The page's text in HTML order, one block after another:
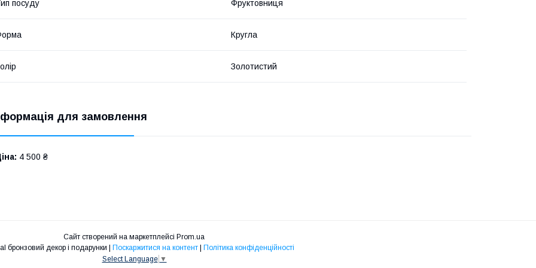
посуду Фруктовниця
Кругла
Золотистий
для замовлення
4 500 ₴
Сайт створений на маркетплейсі Prom.ua
Поскаржитися на контент
Політика конфіденційності
Select Language ▼